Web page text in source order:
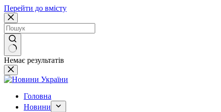
Перейти до вмісту
Немає результатів
Головна
Новини